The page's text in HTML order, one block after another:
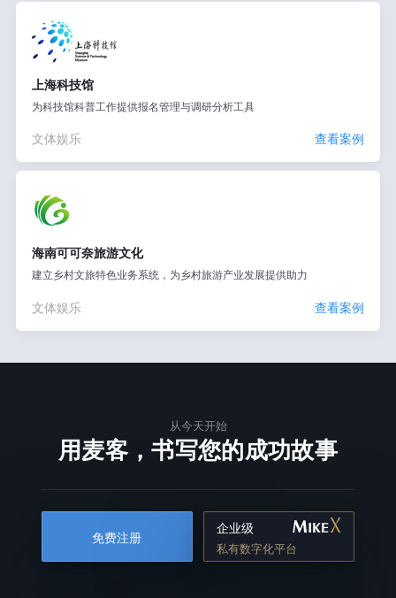
上海科技馆
为科技馆科普工作提供报名管理与调研分析工具
文体娱乐 查看案例
海南可可奈旅游文化
建立乡村文旅特色业务系统，为乡村旅游产业发展提供助力
文体娱乐 查看案例
从今天开始
用麦客，书写您的成功故事
免费注册
企业级
私有数字化平台